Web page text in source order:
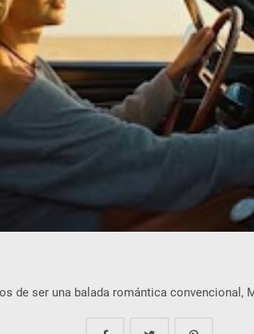
de ser una balada romántica convencional,